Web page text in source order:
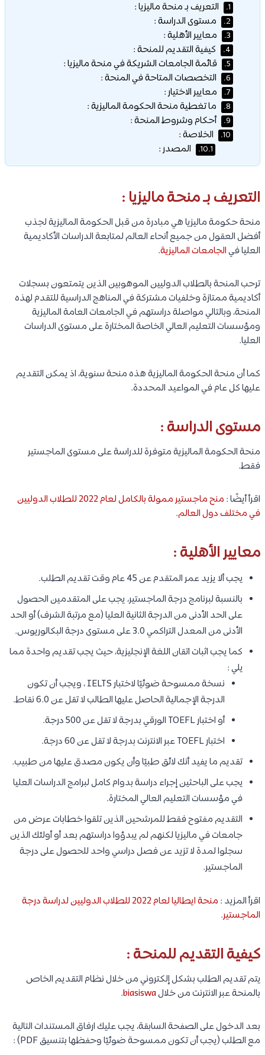
1. التعريف بـ منحة ماليزيا :
2. مستوى الدراسة :
3. معايير الأهلية :
4. كيفية التقديم للمنحة :
5. قائمة الجامعات الشريكة في منحة ماليزيا :
6. التخصصات المتاحة في المنحة :
7. معايير الاختيار :
8. ما تغطية منحة الحكومة الماليزية :
9. أحكام وشروط المنحة :
10. الخلاصة :
10.1. المصدر :
التعريف بـ منحة ماليزيا :
منحة حكومة ماليزيا هي مبادرة من قبل الحكومة الماليزية لجذب
أفضل العقول من جميع أنحاء العالم لمتابعة الدراسات الأكاديمية
العليا فيالجامعات الماليزية.
ترحب المنحة بالطلاب الدوليين الموهوبين الذين يتمتعون بسجلات
أكاديمية ممتازة وخلفيات مشتركة في المناهج الدراسية للتقدم لهذه
المنحة، وبالتالي مواصلة دراستهم في الجامعات العامة الماليزية
ومؤسسات التعليم العالي الخاصة المختارة على مستوى الدراسات
العليا.
كما أن منحة الحكومة الماليزية هذه منحة سنوية، اذ يمكن التقديم
عليها كل عام في المواعيد المحددة.
مستوى الدراسة :
منحة الحكومة الماليزية متوفرة للدراسة على مستوى الماجستير
فقط.
اقرأ أيضًا :
منح ماجستير ممولة بالكامل لعام 2022 للطلاب الدوليين
في مختلف دول العالم.
معايير الأهلية :
يجب ألا يزيد عمر المتقدم عن 45 عام وقت تقديم الطلب.
بالنسبة لبرنامج درجة الماجستير، يجب على المتقدمين الحصول
على الحد الأدنى من الدرجة الثانية العليا (مع مرتبة الشرف) أو الحد
الأدنى من المعدل التراكمي 3.0 على مستوى درجة البكالوريوس.
كما يجب اثبات اتقان اللغة الإنجليزية، حيث يجب تقديم واحدة مما
يلي :
نسخة ممسوحة ضوئيًا لاختبار IELTS ، ويجب أن تكون
الدرجة الإجمالية الحاصل عليها الطالب لا تقل عن 6.0 نقاط.
أو اختبار TOEFL الورقي بدرجة لا تقل عن 500 درجة.
اختبار TOEFL عبر الانترنت بدرجة لا تقل عن 60 درجة.
تقديم ما يفيد أنك لائق طبيًا وأن يكون مصدق عليها من طبيب.
يجب على الباحثين إجراء دراسة بدوام كامل لبرامج الدراسات العليا
في مؤسسات التعليم العالي المختارة.
التقديم مفتوح فقط للمرشحين الذين تلقوا خطابات عرض من
جامعات في ماليزيا لكنهم لم يبدؤوا دراستهم بعد أو أولئك الذين
سجلوا لمدة لا تزيد عن فصل دراسي واحد للحصول على درجة
الماجستير.
اقرأ المزيد :
منحة ايطاليا لعام 2022 للطلاب الدوليين لدراسة درجة
الماجستير.
كيفية التقديم للمنحة :
يتم تقديم الطلب بشكل إلكتروني من خلال نظام التقديم الخاص
بالمنحة عبر الانترنت من خلالbiasiswa
.
بعد الدخول على الصفحة السابقة، يجب عليك ارفاق المستندات التالية
مع الطلب (يجب أن تكون ممسوحة ضوئيًا وحفظها بتنسيق PDF) :